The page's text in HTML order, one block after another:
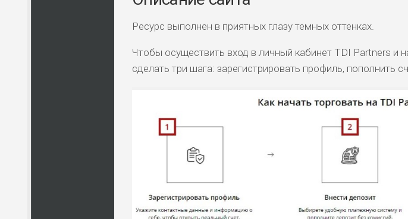
Ресурс выполнен в приятных глазу темных оттенках.
Чтобы осуществить вход в личный кабинет TDI Partners и
сделать три шага: зарегистрировать профиль, пополнить